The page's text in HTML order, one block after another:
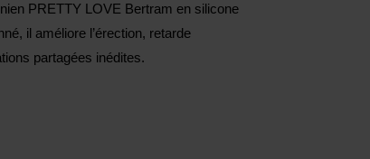
PRETTY LOVE Bertram en silicone
il améliore l’érection, retarde
partagées inédites.